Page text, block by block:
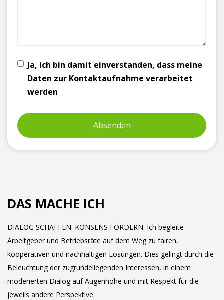
Ja, ich bin damit einverstanden, dass meine
Daten zur Kontaktaufnahme verarbeitet
werden
DAS MACHE ICH
DIALOG SCHAFFEN. KONSENS FÖRDERN. Ich begleite
Arbeitgeber und Betriebsräte auf dem Weg zu fairen,
kooperativen und nachhaltigen Lösungen. Dies gelingt durch die
Beleuchtung der zugrundeliegenden Interessen, in einem
moderierten Dialog auf Augenhöhe und mit Respekt für die
jeweils andere Perspektive.